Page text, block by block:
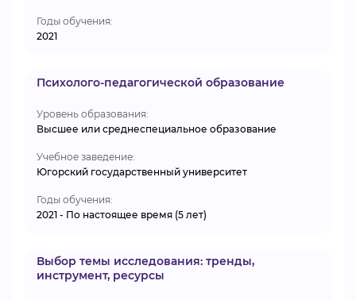
Годы обучения:
2021
Психолого-педагогической образование
Уровень образования:
Высшее или среднеспециальное образование
Учебное заведение:
Югорский государственный университет
Годы обучения:
2021 - По настоящее время (5 лет)
Выбор темы исследования: тренды,
инструмент, ресурсы